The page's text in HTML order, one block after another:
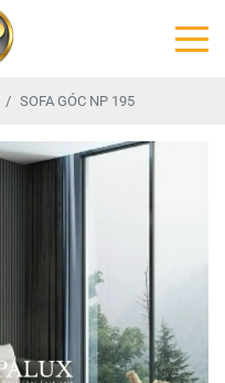
SOFA GÓC NP 195